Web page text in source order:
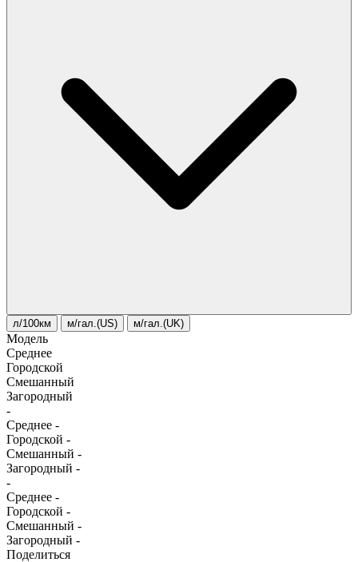
л/100км м/гал.(US) м/гал.(UK)
Модель
Среднее
Городской
Смешанный
Загородный
-
Среднее -
Городской -
Смешанный -
Загородный -
-
Среднее -
Городской -
Смешанный -
Загородный -
Поделиться